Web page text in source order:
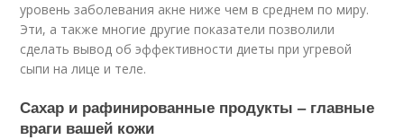
уровень заболевания акне ниже чем в среднем по миру.
Эти, а также многие другие показатели позволили
сделать вывод об эффективности диеты при угревой
сыпи на лице и теле.
Сахар и рафинированные продукты – главные
враги вашей кожи